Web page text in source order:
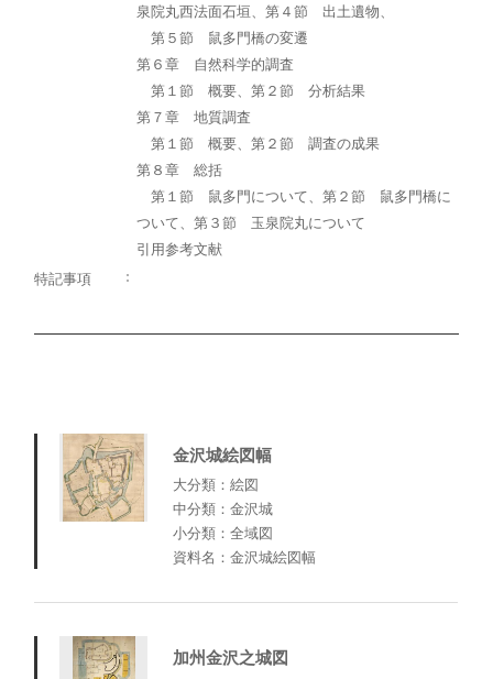
泉院丸西法面石垣、第４節 出土遺物、
第５節 鼠多門橋の変遷
第６章 自然科学的調査
第１節 概要、第２節 分析結果
第７章 地質調査
第１節 概要、第２節 調査の成果
第８章 総括
第１節 鼠多門について、第２節 鼠多門橋に
ついて、第３節 玉泉院丸について
引用参考文献
特記事項
金沢城絵図幅
大分類：絵図
中分類：金沢城
小分類：全域図
資料名：金沢城絵図幅
加州金沢之城図